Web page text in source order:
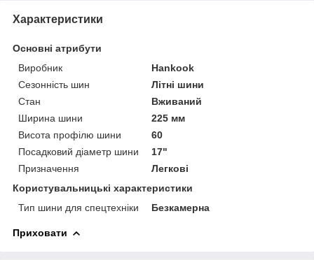
Характеристики
Основні атрибути
Виробник
Hankook
Сезонність шин
Літні шини
Стан
Вживаний
Ширина шини
225 мм
Висота профілю шини
60
Посадковий діаметр шини
17"
Призначення
Легкові
Користувальницькі характеристики
Тип шини для спецтехніки
Безкамерна
Приховати